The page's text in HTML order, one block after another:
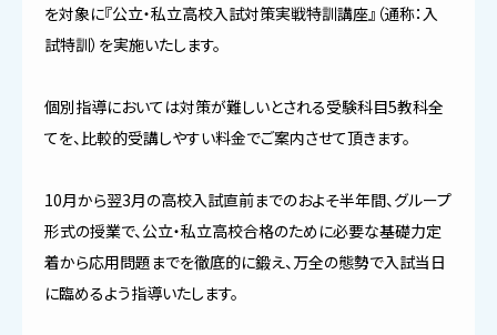
を対象に『公立・私立高校入試対策実戦特訓講座』（通称：入
試特訓）を実施いたします。
個別指導においては対策が難しいとされる受験科目5教科全
てを、比較的受講しやすい料金でご案内させて頂きます。
10月から翌3月の高校入試直前までのおよそ半年間、グループ
形式の授業で、公立・私立高校合格のために必要な基礎力定
着から応用問題までを徹底的に鍛え、万全の態勢で入試当日
に臨めるよう指導いたします。